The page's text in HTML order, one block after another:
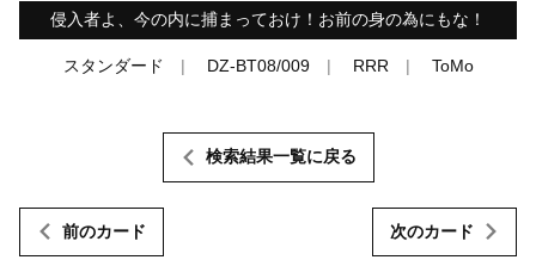
侵入者よ、今の内に捕まっておけ！お前の身の為にもな！
スタンダード DZ-BT08/009 RRR ToMo
前のカード
検索結果一覧に戻る
次のカード